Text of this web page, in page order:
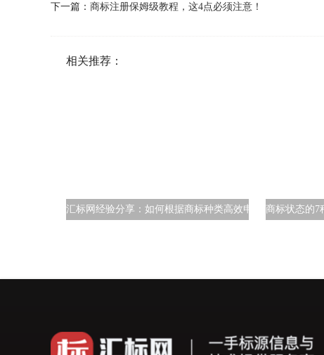
下一篇： 商标注册保姆级教程，这4点必须注意！
相关推荐：
汇标网经验分享：如何根据商标种类高效申请注册？商标状态的7